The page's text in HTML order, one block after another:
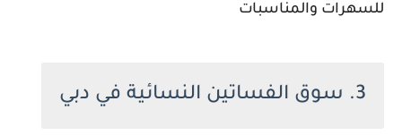
للسهرات والمناسبات
3. سوق الفساتين النسائية في دبي